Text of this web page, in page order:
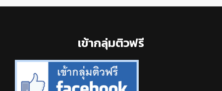
เข้ากลุ่มติวฟรี